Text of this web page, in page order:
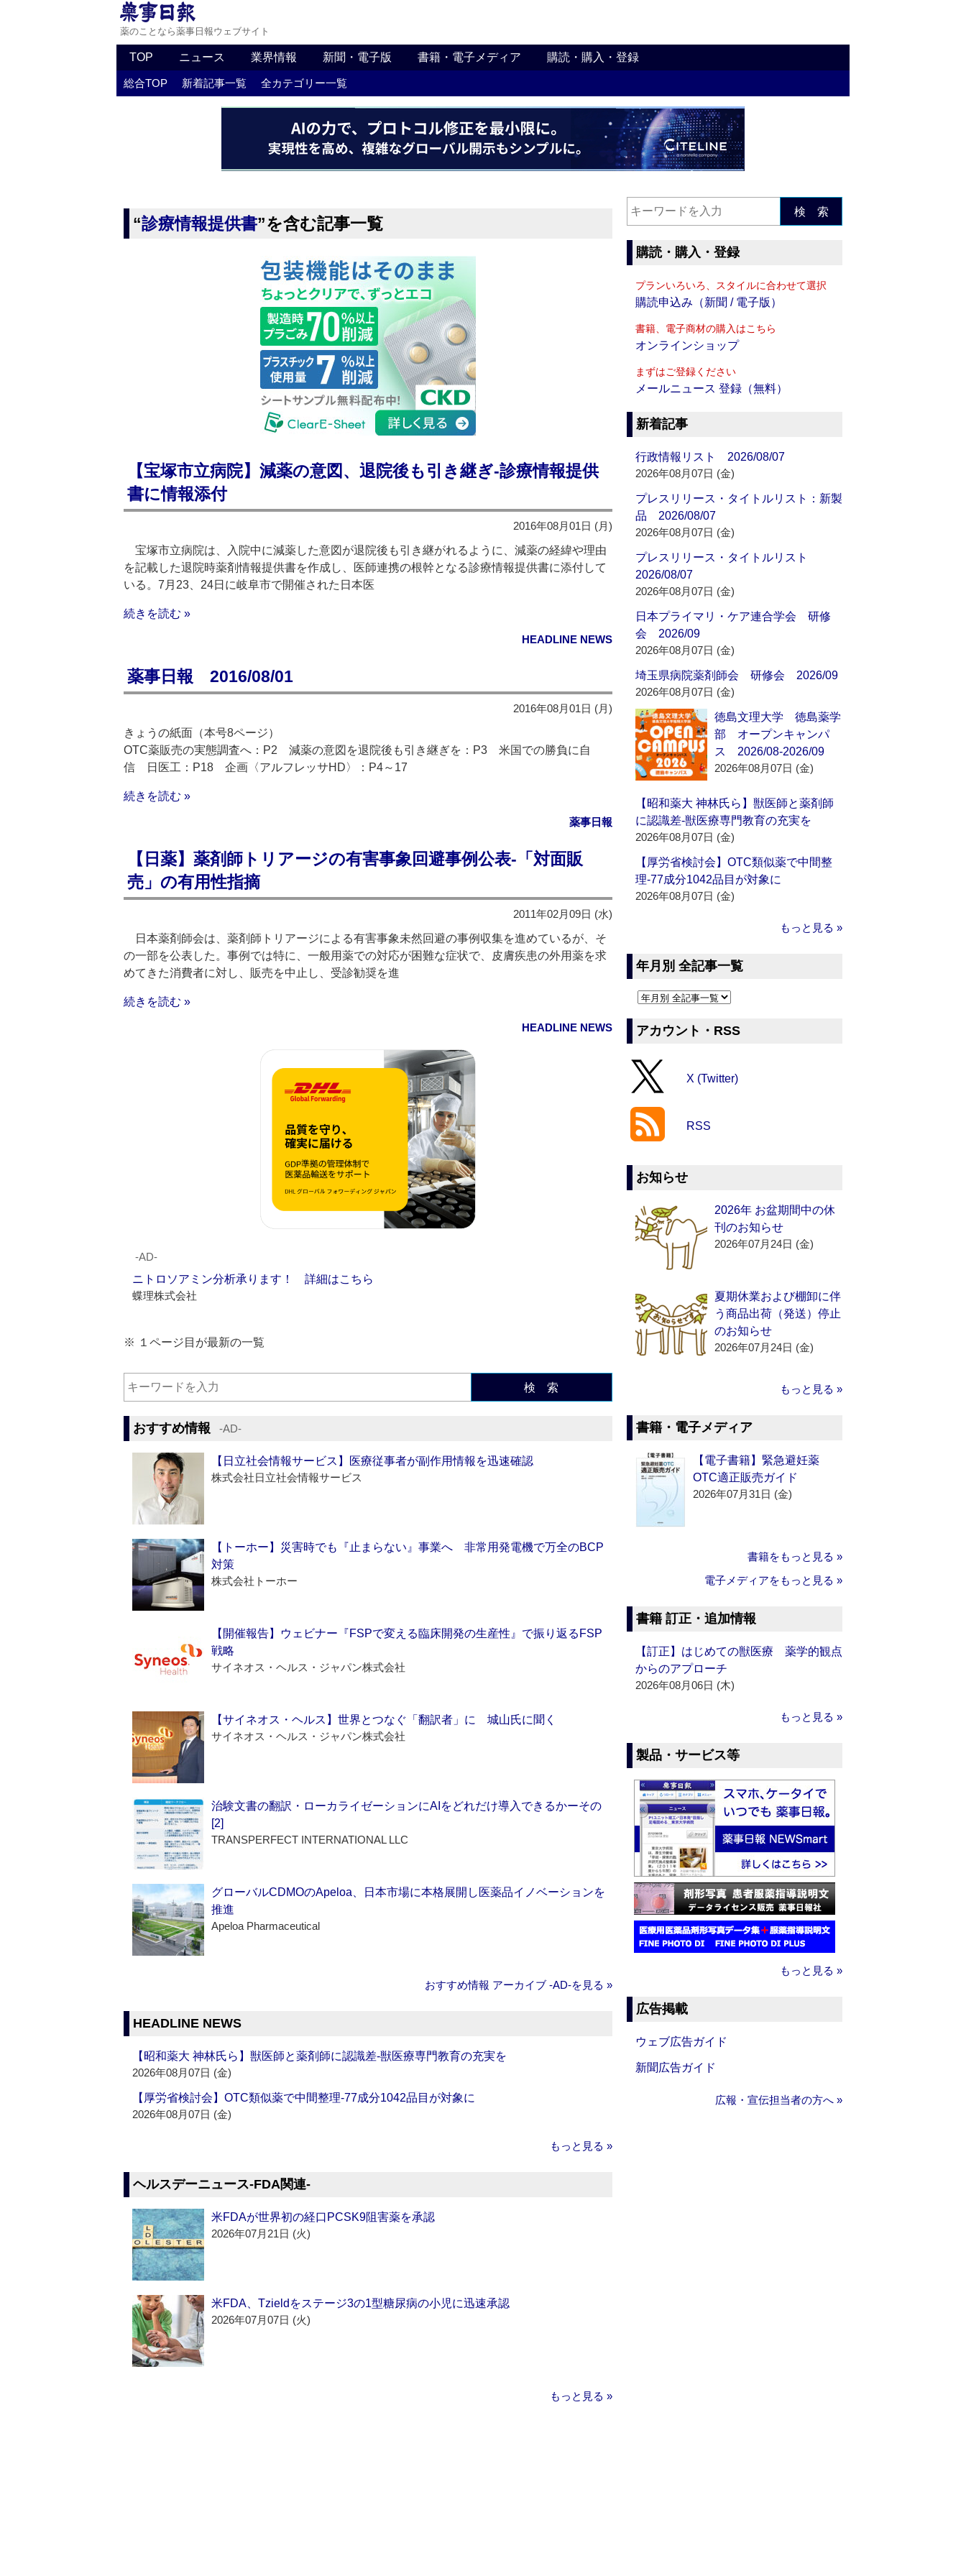
薬のことなら薬事日報ウェブサイト
TOP ニュース 業界情報 新聞・電子版 書籍・電子メディア 購読・購入・登録
総合TOP 新着記事一覧 全カテゴリー一覧
“診療情報提供書”を含む記事一覧
【宝塚市立病院】減薬の意図、退院後も引き継ぎ‐診療情報提供
書に情報添付
2016年08月01日 (月)
宝塚市立病院は、入院中に減薬した意図が退院後も引き継がれるように、減薬の経緯や理由
を記載した退院時薬剤情報提供書を作成し、医師連携の根幹となる診療情報提供書に添付して
いる。7月23、24日に岐阜市で開催された日本医
続きを読む »
HEADLINE NEWS
薬事日報 2016/08/01
2016年08月01日 (月)
きょうの紙面（本号8ページ）
OTC薬販売の実態調査へ：P2 減薬の意図を退院後も引き継ぎを：P3 米国での勝負に自
信 日医工：P18 企画〈アルフレッサHD〉：P4～17
続きを読む »
薬事日報
【日薬】薬剤師トリアージの有害事象回避事例公表‐「対面販
売」の有用性指摘
2011年02月09日 (水)
日本薬剤師会は、薬剤師トリアージによる有害事象未然回避の事例収集を進めているが、そ
の一部を公表した。事例では特に、一般用薬での対応が困難な症状で、皮膚疾患の外用薬を求
めてきた消費者に対し、販売を中止し、受診勧奨を進
続きを読む »
HEADLINE NEWS
‐AD‐
ニトロソアミン分析承ります！ 詳細はこちら
蝶理株式会社
※ １ページ目が最新の一覧
検 索
おすすめ情報 ‐AD‐
【日立社会情報サービス】医療従事者が副作用情報を迅速確認
株式会社日立社会情報サービス
【トーホー】災害時でも『止まらない』事業へ 非常用発電機で万全のBCP
対策
株式会社トーホー
【開催報告】ウェビナー『FSPで変える臨床開発の生産性』で振り返るFSP
戦略
サイネオス・ヘルス・ジャパン株式会社
【サイネオス・ヘルス】世界とつなぐ「翻訳者」に 城山氏に聞く
サイネオス・ヘルス・ジャパン株式会社
治験文書の翻訳・ローカライゼーションにAIをどれだけ導入できるかーその
[2]
TRANSPERFECT INTERNATIONAL LLC
グローバルCDMOのApeloa、日本市場に本格展開し医薬品イノベーションを
推進
Apeloa Pharmaceutical
おすすめ情報 アーカイブ ‐AD‐を見る »
HEADLINE NEWS
【昭和薬大 神林氏ら】獣医師と薬剤師に認識差‐獣医療専門教育の充実を
2026年08月07日 (金)
【厚労省検討会】OTC類似薬で中間整理‐77成分1042品目が対象に
2026年08月07日 (金)
もっと見る »
ヘルスデーニュース‐FDA関連‐
米FDAが世界初の経口PCSK9阻害薬を承認
2026年07月21日 (火)
米FDA、Tzieldをステージ3の1型糖尿病の小児に迅速承認
2026年07月07日 (火)
もっと見る »
検 索
購読・購入・登録
プランいろいろ、スタイルに合わせて選択
購読申込み（新聞 / 電子版）
書籍、電子商材の購入はこちら
オンラインショップ
まずはご登録ください
メールニュース 登録（無料）
新着記事
行政情報リスト 2026/08/07
2026年08月07日 (金)
プレスリリース・タイトルリスト：新製
品 2026/08/07
2026年08月07日 (金)
プレスリリース・タイトルリスト
2026/08/07
2026年08月07日 (金)
日本プライマリ・ケア連合学会 研修
会 2026/09
2026年08月07日 (金)
埼玉県病院薬剤師会 研修会 2026/09
2026年08月07日 (金)
徳島文理大学 徳島薬学
部 オープンキャンパ
ス 2026/08-2026/09
2026年08月07日 (金)
【昭和薬大 神林氏ら】獣医師と薬剤師
に認識差‐獣医療専門教育の充実を
2026年08月07日 (金)
【厚労省検討会】OTC類似薬で中間整
理‐77成分1042品目が対象に
2026年08月07日 (金)
もっと見る »
年月別 全記事一覧
アカウント・RSS
X (Twitter)
RSS
お知らせ
2026年 お盆期間中の休
刊のお知らせ
2026年07月24日 (金)
夏期休業および棚卸に伴
う商品出荷（発送）停止
のお知らせ
2026年07月24日 (金)
もっと見る »
書籍・電子メディア
【電子書籍】緊急避妊薬
OTC適正販売ガイド
2026年07月31日 (金)
書籍をもっと見る »
電子メディアをもっと見る »
書籍 訂正・追加情報
【訂正】はじめての獣医療 薬学的観点
からのアプローチ
2026年08月06日 (木)
もっと見る »
製品・サービス等
もっと見る »
広告掲載
ウェブ広告ガイド
新聞広告ガイド
広報・宣伝担当者の方へ »